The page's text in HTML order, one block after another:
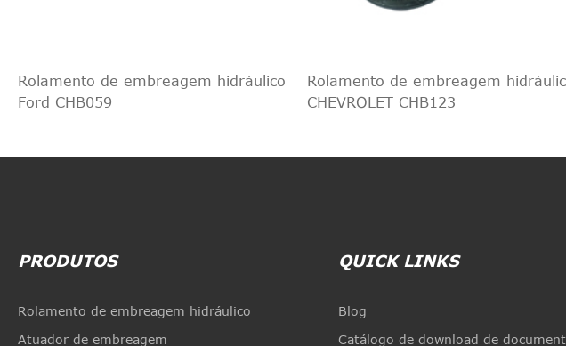
Rolamento de embreagem hidráulico
Ford CHB059
Rolamento de embreagem
CHEVROLET CHB123
PRODUTOS
Rolamento de embreagem hidráulico
Atuador de embreagem
QUICK LINKS
Blog
Catálogo de download de